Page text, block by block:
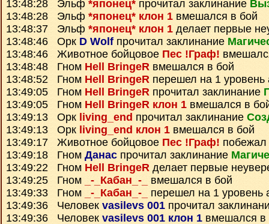
13:48:28 Эльф *японец* прочитал заклинание
13:48:28 Эльф *японец* клон 1 вмешался в бой
13:48:37 Эльф *японец* клон 1 делает первые
13:48:46 Орк D Wolf прочитал заклинание
13:48:46 Животное бойцовое Пес !Граф!
13:48:48 Гном Hell BringeR вмешался в бой
13:48:52 Гном Hell BringeR перешел на 1 уровень
13:49:05 Гном Hell BringeR прочитал заклинание
13:49:05 Гном Hell BringeR клон 1 вмешался в
13:49:13 Орк living_end прочитал заклинание
13:49:13 Орк living_end клон 1 вмешался в бой
13:49:17 Животное бойцовое Пес !Граф! побежал
13:49:18 Гном Данас прочитал заклинание
13:49:22 Гном Hell BringeR делает первые
13:49:25 Гном
_-_Кабан_-_
вмешался в бой
13:49:33 Гном
_-_Кабан_-_
перешел на 1 уровень
13:49:36 Человек vasilevs 001 прочитал
13:49:36 Человек vasilevs 001 клон 1 вмешался в